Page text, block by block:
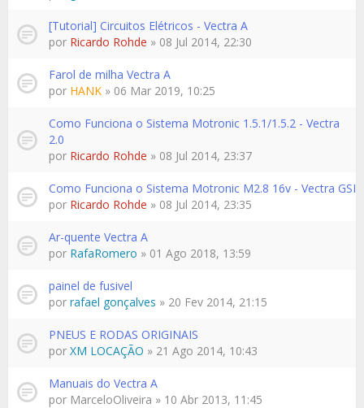
[Tutorial] Circuitos Elétricos - Vectra A
por Ricardo Rohde » 08 Jul 2014, 22:30
Farol de milha Vectra A
por HANK » 06 Mar 2019, 10:25
Como Funciona o Sistema Motronic 1.5.1/1.5.2 - Vectra
2.0
por Ricardo Rohde » 08 Jul 2014, 23:37
Como Funciona o Sistema Motronic M2.8 16v - Vectra GSI
por Ricardo Rohde » 08 Jul 2014, 23:35
Ar-quente Vectra A
por RafaRomero » 01 Ago 2018, 13:59
painel de fusivel
por rafael gonçalves » 20 Fev 2014, 21:15
PNEUS E RODAS ORIGINAIS
por XM LOCAÇÃO » 21 Ago 2014, 10:43
Manuais do Vectra A
por MarceloOliveira » 10 Abr 2013, 11:45